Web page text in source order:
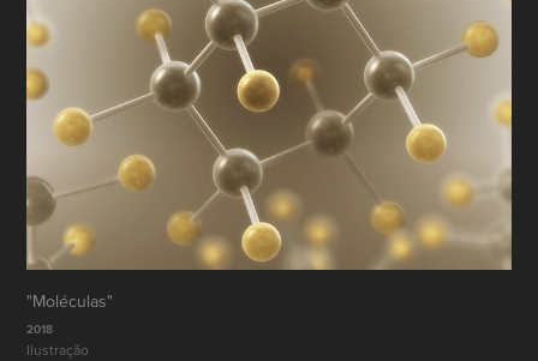
"Moléculas"
2018
Ilustração